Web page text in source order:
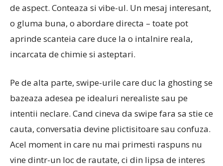
de aspect. Conteaza si vibe-ul. Un mesaj interesant,
o gluma buna, o abordare directa – toate pot
aprinde scanteia care duce la o intalnire reala,
incarcata de chimie si asteptari.
Pe de alta parte, swipe-urile care duc la ghosting se
bazeaza adesea pe idealuri nerealiste sau pe
intentii neclare. Cand cineva da swipe fara sa stie ce
cauta, conversatia devine plictisitoare sau confuza.
Acel moment in care nu mai primesti raspuns nu
vine dintr-un loc de rautate, ci din lipsa de interes